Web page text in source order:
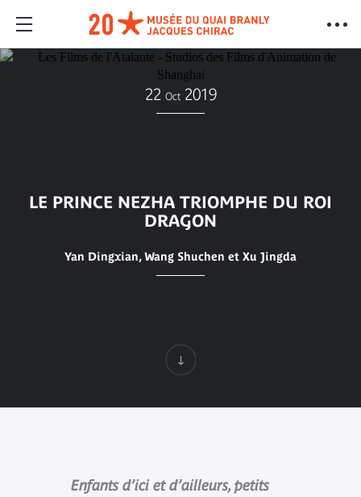
22 Oct 2019
LE PRINCE NEZHA TRIOMPHE DU ROI
DRAGON
Yan Dingxian, Wang Shuchen et Xu Jingda
Enfants d’ici et d’ailleurs, petits